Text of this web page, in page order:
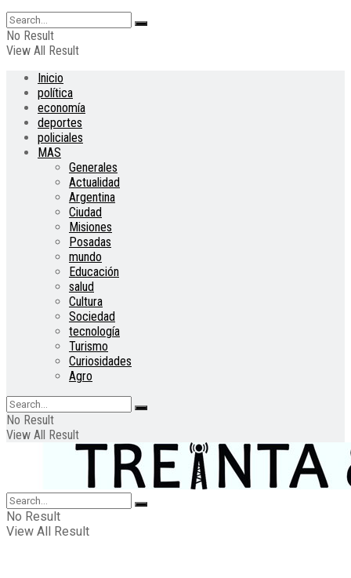
No Result
View All Result
Inicio
política
economía
deportes
policiales
MAS
Generales
Actualidad
Argentina
Ciudad
Misiones
Posadas
mundo
Educación
salud
Cultura
Sociedad
tecnología
Turismo
Curiosidades
Agro
No Result
View All Result
No Result
View All Result